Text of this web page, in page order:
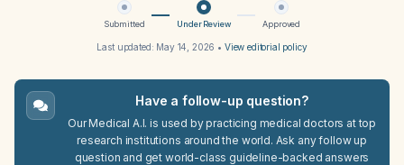
Submitted Under Review Approved
Last updated: May 14, 2026 • View editorial policy
Have a follow-up question?
Our Medical A.I. is used by practicing medical doctors at top
research institutions around the world. Ask any follow up
question and get world-class guideline-backed answers